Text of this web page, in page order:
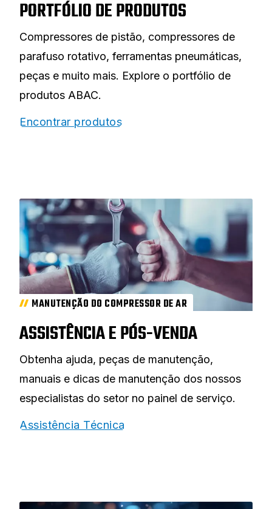
PORTFÓLIO DE PRODUTOS
Compressores de pistão, compressores de
parafuso rotativo, ferramentas pneumáticas,
peças e muito mais. Explore o portfólio de
produtos ABAC.
Encontrar produtos
MANUTENÇÃO DO COMPRESSOR DE AR
ASSISTÊNCIA E PÓS-VENDA
Obtenha ajuda, peças de manutenção,
manuais e dicas de manutenção dos nossos
especialistas do setor no painel de serviço.
Assistência Técnica